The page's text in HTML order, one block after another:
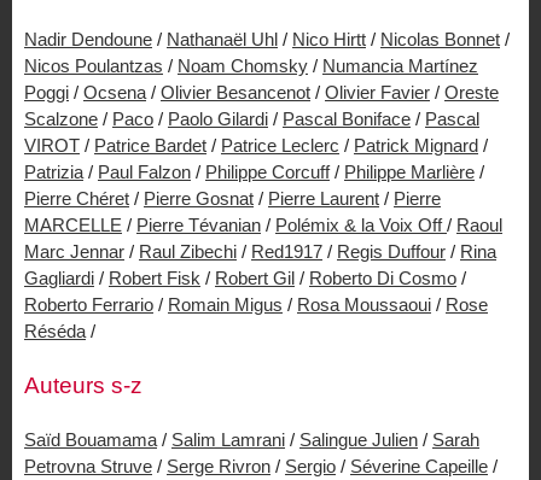
Nadir Dendoune / Nathanaël Uhl / Nico Hirtt / Nicolas Bonnet /
Nicos Poulantzas / Noam Chomsky / Numancia Martínez
Poggi / Ocsena / Olivier Besancenot / Olivier Favier / Oreste
Scalzone / Paco / Paolo Gilardi / Pascal Boniface / Pascal
VIROT / Patrice Bardet / Patrice Leclerc / Patrick Mignard /
Patrizia / Paul Falzon / Philippe Corcuff/ Philippe Marlière /
Pierre Chéret / Pierre Gosnat / Pierre Laurent / Pierre
MARCELLE / Pierre Tévanian / Polémix & la Voix Off/ Raoul
Marc Jennar / Raul Zibechi / Red1917 / Regis Duffour / Rina
Gagliardi / Robert Fisk / Robert Gil / Roberto Di Cosmo /
Roberto Ferrario / Romain Migus / Rosa Moussaoui / Rose
Réséda /
Auteurs s-z
Saïd Bouamama / Salim Lamrani / Salingue Julien / Sarah
Petrovna Struve / Serge Rivron / Sergio / Séverine Capeille /